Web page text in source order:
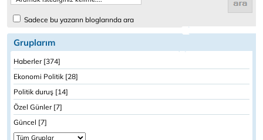
Sadece bu yazarın bloglarında ara
Gruplarım
Haberler [374]
Ekonomi Politik [28]
Politik duruş [14]
Özel Günler [7]
Güncel [7]